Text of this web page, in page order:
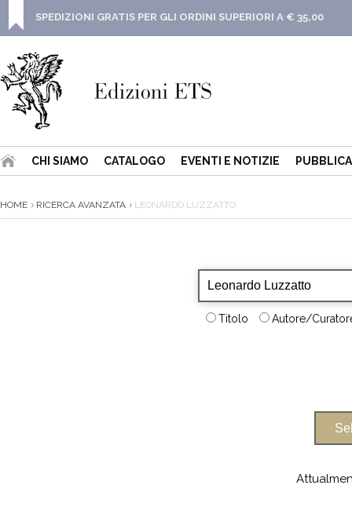
SPEDIZIONI GRATIS PER GLI ORDINI SUPERIORI A € 35,00
CHI SIAMO CATALOGO EVENTI E NOTIZIE
HOME RICERCA AVANZATA LEONARDO LUZZATTO
Titolo Autore/